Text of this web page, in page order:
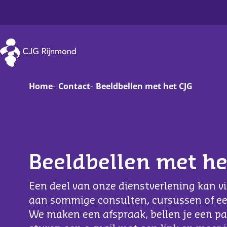
CJG Rijnmond
Peuter
Basisschoolkind
Jongere
Home Contact Beeldbellen met het CJG
Beeldbellen met
Een deel van onze dienstverlening kan
aan sommige consulten, cursussen of
We maken een afspraak, bellen je een